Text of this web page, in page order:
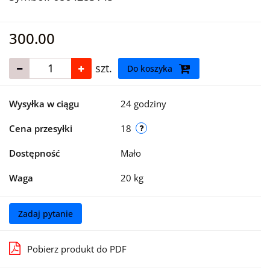
300.00
szt. Do koszyka
Wysyłka w ciągu 24 godziny
Cena przesyłki 18
Dostępność Mało
Waga 20 kg
Zadaj pytanie
Pobierz produkt do PDF